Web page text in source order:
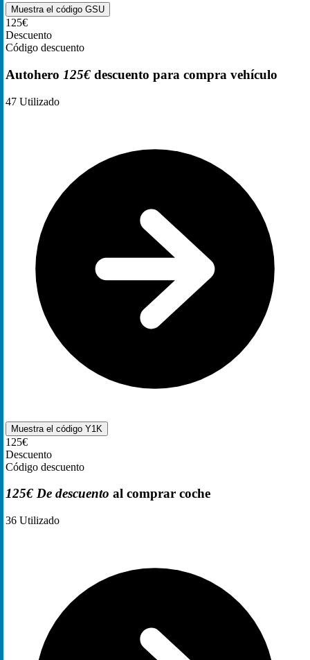
Muestra el código GSU
125€
Descuento
Código descuento
Autohero 125€ descuento para compra vehículo
47 Utilizado
Muestra el código Y1K
125€
Descuento
Código descuento
125€ De descuento al comprar coche
36 Utilizado